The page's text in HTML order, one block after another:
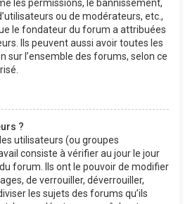
les permissions, le bannissement,
ou de modérateurs, etc.,
le fondateur du forum a attribuées
Ils peuvent aussi avoir toutes les
sur l’ensemble des forums, selon ce
?
utilisateurs (ou groupes
consiste à vérifier au jour le jour
forum. Ils ont le pouvoir de modifier
de verrouiller, déverrouiller,
les sujets des forums qu’ils